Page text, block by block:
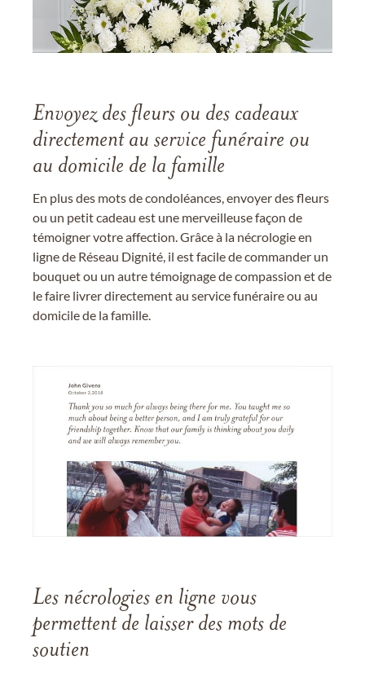
Envoyez des fleurs ou des cadeaux
directement au service funéraire ou
au domicile de la famille
En plus des mots de condoléances, envoyer des fleurs
ou un petit cadeau est une merveilleuse façon de
témoigner votre affection. Grâce à la nécrologie en
ligne de Réseau Dignité, il est facile de commander un
bouquet ou un autre témoignage de compassion et de
le faire livrer directement au service funéraire ou au
domicile de la famille.
Les nécrologies en ligne vous
permettent de laisser des mots de
soutien